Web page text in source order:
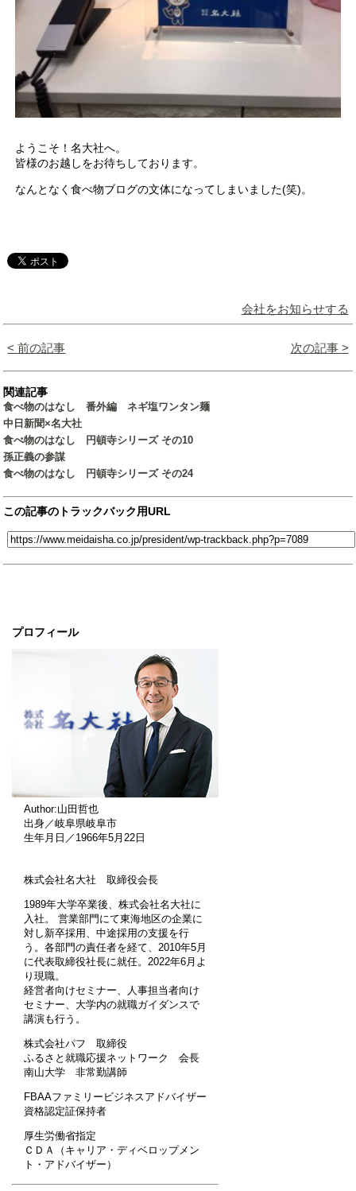
プロフィール
Author:山田哲也
出身／岐阜県岐阜市
生年月日／1966年5月22日
株式会社名大社 取締役会長
1989年大学卒業後、株式会社名大社に
入社。 営業部門にて東海地区の企業に
対し新卒採用、中途採用の支援を行
う。各部門の責任者を経て、2010年5月
に代表取締役社長に就任。2022年6月よ
り現職。
経営者向けセミナー、人事担当者向け
セミナー、大学内の就職ガイダンスで
講演も行う。
株式会社パフ 取締役
ふるさと就職応援ネットワーク 会長
南山大学 非常勤講師
FBAAファミリービジネスアドバイザー
資格認定証保持者
厚生労働省指定
ＣＤＡ（キャリア・ディベロップメン
ト・アドバイザー）
ようこそ！名大社へ。
皆様のお越しをお待ちしております。
なんとなく食べ物ブログの文体になってしまいました(笑)。
会社をお知らせする
< 前の記事 次の記事 >
関連記事
食べ物のはなし 番外編 ネギ塩ワンタン麺
中日新聞×名大社
食べ物のはなし 円頓寺シリーズ その10
孫正義の参謀
食べ物のはなし 円頓寺シリーズ その24
この記事のトラックバック用URL